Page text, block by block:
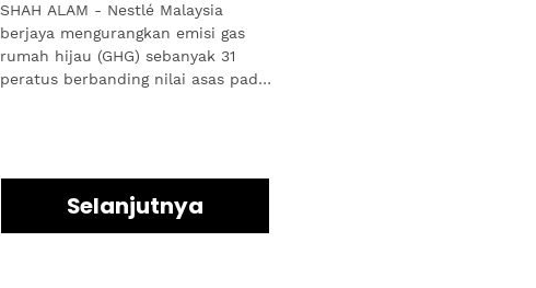
SHAH ALAM - Nestlé Malaysia
berjaya mengurangkan emisi gas
rumah hijau (GHG) sebanyak 31
peratus berbanding nilai asas pada
Selanjutnya